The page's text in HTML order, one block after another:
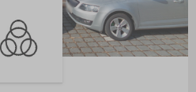
Liberec (4)
Litoměřice (4)